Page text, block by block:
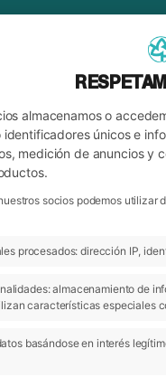
almacenamos o
únicos e
medición de anuncios y
socios podemos
procesados: dirección IP,
almacenamiento de
características especiales
basándose en interés